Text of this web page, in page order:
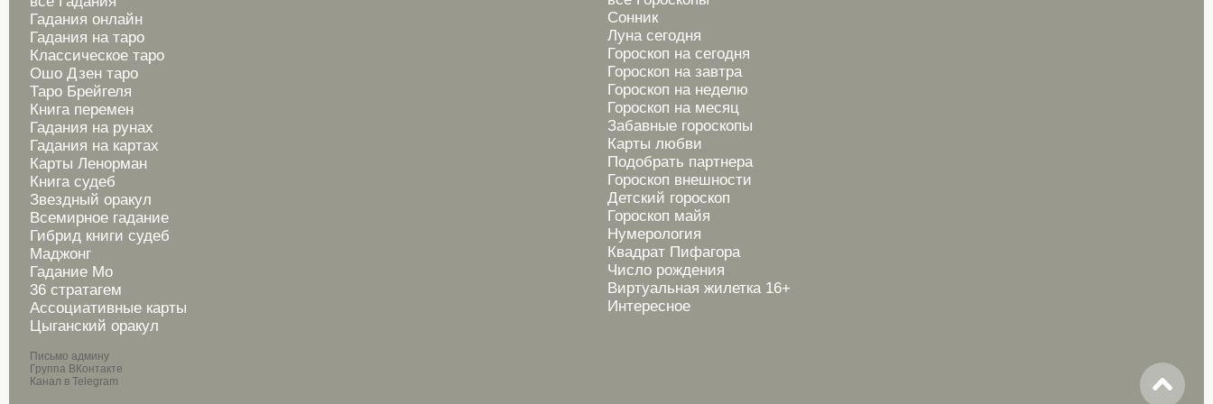
Гадания онлайн
Гадания на таро
Классическое таро
Ошо Дзен таро
Таро Брейгеля
Книга перемен
Гадания на рунах
Гадания на картах
Карты Ленорман
Книга судеб
Звездный оракул
Всемирное гадание
Гибрид книги судеб
Маджонг
Гадание Мо
36 стратагем
Ассоциативные карты
Цыганский оракул
Письмо админу
Группа ВКонтакте
Канал в Telegram
Сонник
Луна сегодня
Гороскоп на сегодня
Гороскоп на завтра
Гороскоп на неделю
Гороскоп на месяц
Забавные гороскопы
Карты любви
Подобрать партнера
Гороскоп внешности
Детский гороскоп
Гороскоп майя
Нумерология
Квадрат Пифагора
Число рождения
Виртуальная жилетка 16+
Интересное